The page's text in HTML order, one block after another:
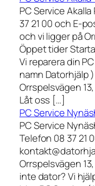
PC Service
37 21 00 och E-
och vi ligger på
Öppet tider
Vi reparera din
namn Datorhjälp
Orrspelsvägen
Låt oss […]
PC Service
PC Service
Telefon 08 37 21
Orrspelsvägen
inte dator? Vi